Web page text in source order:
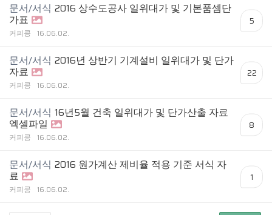
문서/서식 2016 상수도공사 일위대가 및 기본품셈단
가표
커피콩 16.06.02.
5
문서/서식 2016년 상반기 기계설비 일위대가 및 단가
자료
커피콩 16.06.02.
22
문서/서식 16년5월 건축 일위대가 및 단가산출 자료
엑셀파일
커피콩 16.06.02.
8
문서/서식 2016 원가계산 제비율 적용 기준 서식 자
료
커피콩 16.06.02.
1